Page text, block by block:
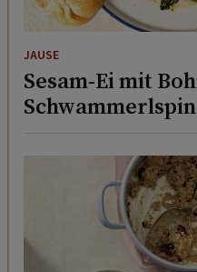
JAUSE
Sesam-Ei mit